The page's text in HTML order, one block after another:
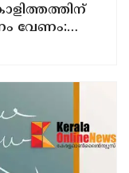
വേണം: